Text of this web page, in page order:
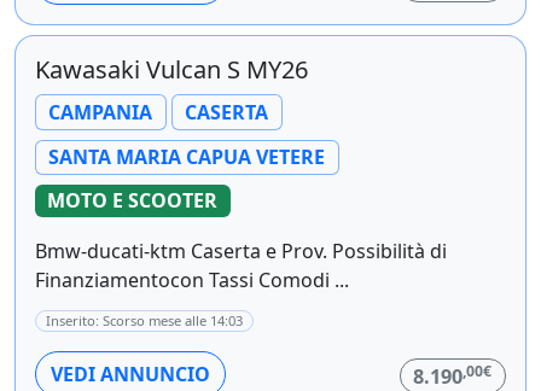
Kawasaki Vulcan S MY26
CAMPANIA
CASERTA
SANTA MARIA CAPUA VETERE
MOTO E SCOOTER
Bmw-ducati-ktm Caserta e Prov. Possibilità di
Finanziamentocon Tassi Comodi ...
Inserito: Scorso mese alle 14:03
VEDI ANNUNCIO 8.190,00€